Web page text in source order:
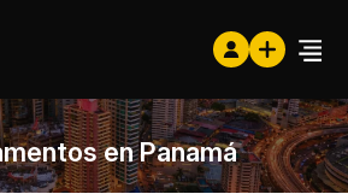
en Panamá